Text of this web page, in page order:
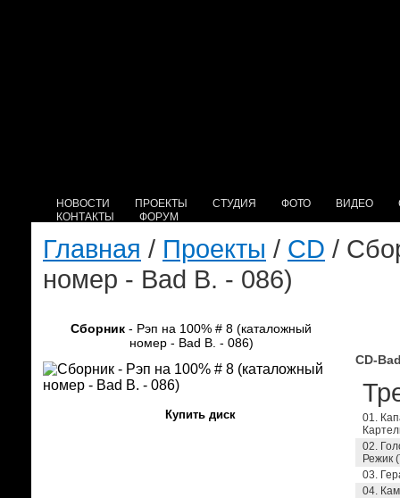
НОВОСТИ ПРОЕКТЫ СТУДИЯ ФОТО ВИДЕО
КОНТАКТЫ
ФОРУМ
Главная / Проекты / CD /
номер - Bad B. - 086)
Сборник - Рэп на 100% # 8 (каталожный
номер - Bad B. - 086)
Купить диск
CD-
01.
02.
Режик
03.
04.